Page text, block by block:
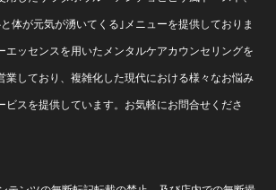
体が元気が湧いてくる｣メニューを提供しておりま
エッセンスを用いたメンタルケアカウンセリングを
業しており、複雑化した現代における様々なお悩み
ビスを提供しています。お気軽にお問合せくださ